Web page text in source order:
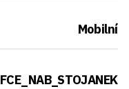
Mobilní
FCE_NAB_STOJANEK